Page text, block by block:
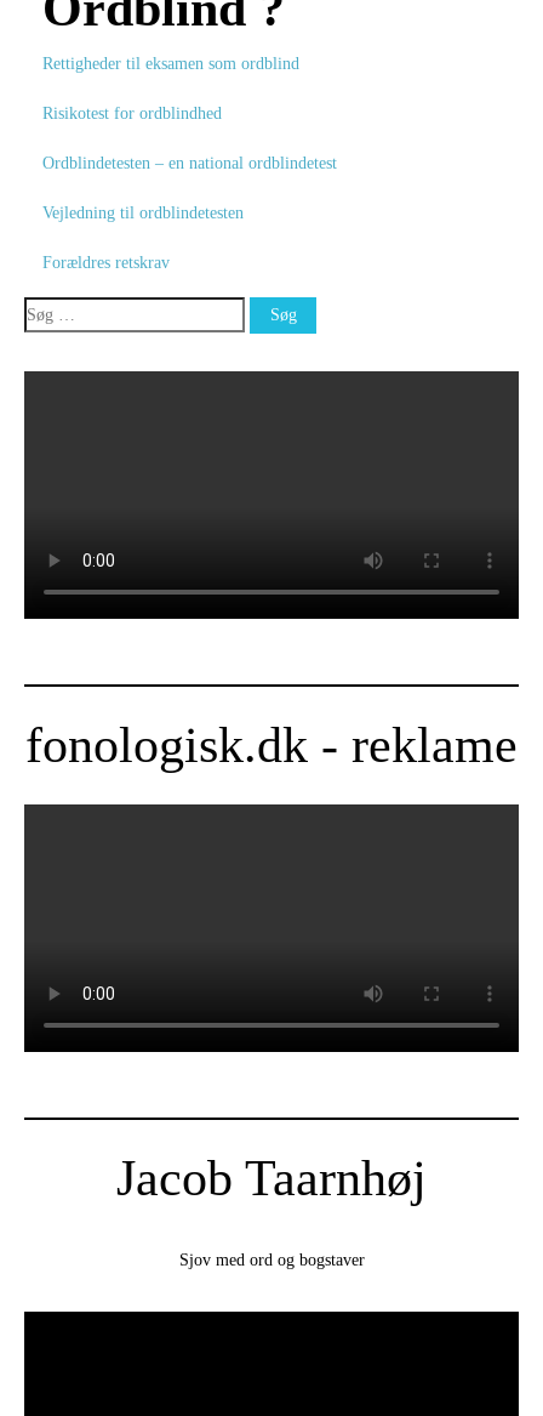
Rettigheder til eksamen som ordblind
Risikotest for ordblindhed
Ordblindetesten – en national ordblindetest
Vejledning til ordblindetesten
Forældres retskrav
Søg
fonologisk.dk - reklame
Jacob Taarnhøj
Sjov med ord og bogstaver